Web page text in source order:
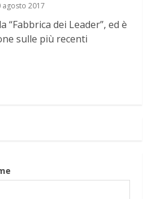
agosto 2017
“Fabbrica dei Leader”, ed è
sulle più recenti